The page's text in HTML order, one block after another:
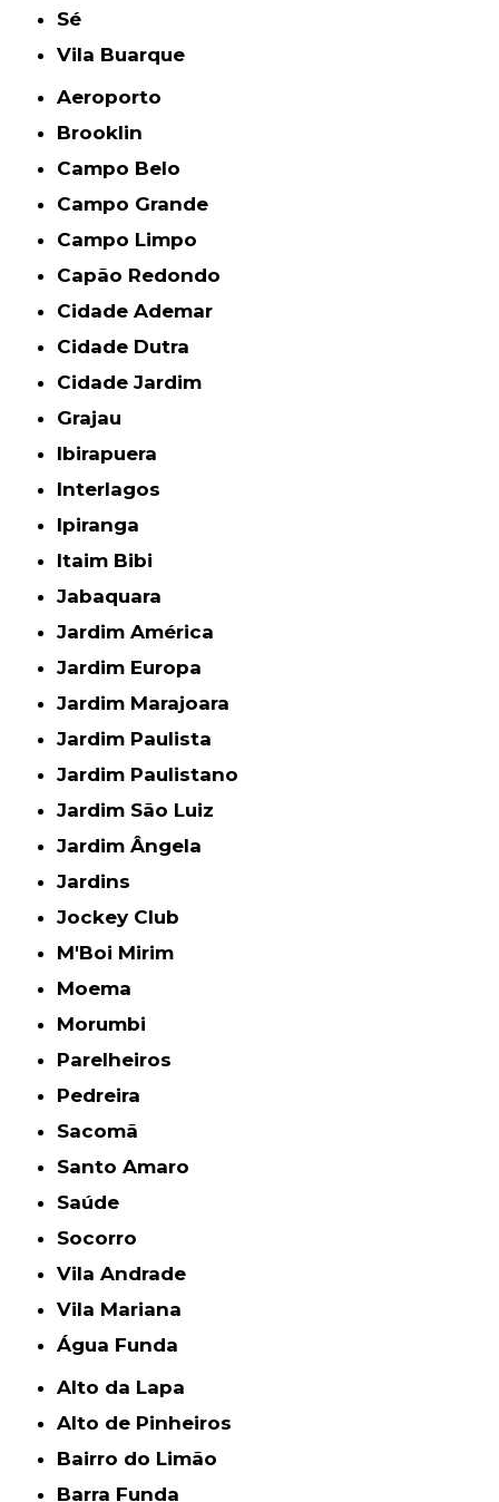
Sé
Vila Buarque
Aeroporto
Brooklin
Campo Belo
Campo Grande
Campo Limpo
Capão Redondo
Cidade Ademar
Cidade Dutra
Cidade Jardim
Grajau
Ibirapuera
Interlagos
Ipiranga
Itaim Bibi
Jabaquara
Jardim América
Jardim Europa
Jardim Marajoara
Jardim Paulista
Jardim Paulistano
Jardim São Luiz
Jardim Ângela
Jardins
Jockey Club
M'Boi Mirim
Moema
Morumbi
Parelheiros
Pedreira
Sacomã
Santo Amaro
Saúde
Socorro
Vila Andrade
Vila Mariana
Água Funda
Alto da Lapa
Alto de Pinheiros
Bairro do Limão
Barra Funda